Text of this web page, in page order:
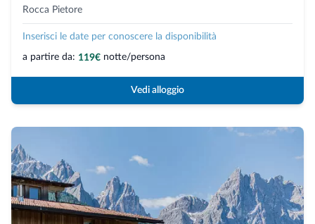
Rocca Pietore
Inserisci le date per conoscere la disponibilità
a partire da: 119€ notte/persona
Vedi alloggio